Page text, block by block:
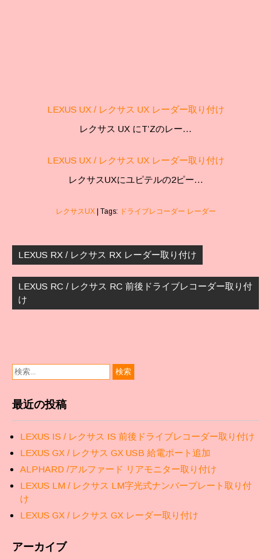
LEXUS UX / レクサス UX レーダー取り付け
レクサス UX にT’Zのレー…
LEXUS UX / レクサス UX レーダー取り付け
レクサスUXにユピテルの2ピー…
レクサスUX | Tags: ドライブレコーダー レーダー
稿
ナ
ビ
ゲ
ー
LEXUS RX / レクサス RX レーダー取り付け
LEXUS RC / レクサス RC 前後ドライブレコーダー取り付
け
最近の投稿
LEXUS IS / レクサス IS 前後ドライブレコーダー取り付け
LEXUS GX / レクサス GX USB 給電ポート追加
ALPHARD /アルファード リアモニター取り付け
LEXUS LM / レクサス LM字光式ナンバープレート取り付
け
LEXUS GX / レクサス GX レーダー取り付け
アーカイブ